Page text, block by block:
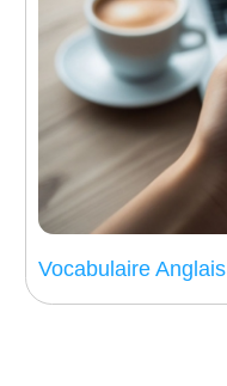
Vocabulaire Anglais